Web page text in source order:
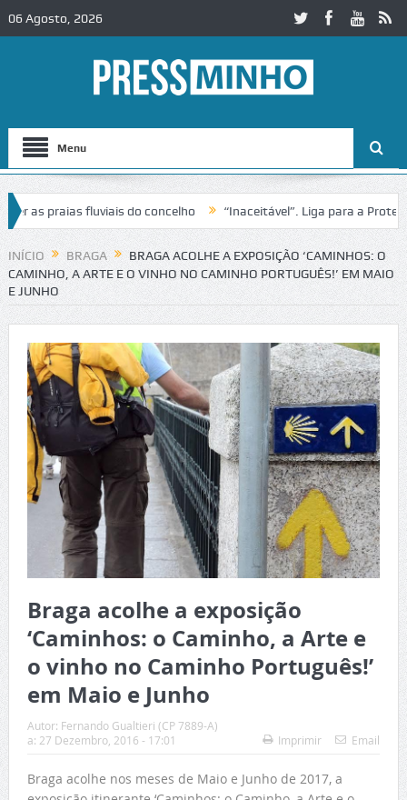
06 Agosto, 2026
Menu
praias fluviais do concelho “Inaceitável”. Liga para a Proteção
de trânsito no IC2 em Alcobaça Igreja do Castelo de Cerveira
INÍCIO BRAGA
BRAGA ACOLHE A EXPOSIÇÃO ‘CAMINHOS: O
CAMINHO, A ARTE E O VINHO NO CAMINHO PORTUGUÊS!’ EM MAIO
E JUNHO
Braga acolhe a exposição
‘Caminhos: o Caminho, a Arte e
o vinho no Caminho Português!’
em Maio e Junho
Autor: Fernando Gualtieri (CP 7889-A)
a: 27 Dezembro, 2016 - 17:01 Imprimir Email
Braga acolhe nos meses de Maio e Junho de 2017, a